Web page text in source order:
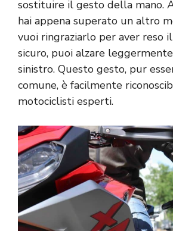
sostituire il gesto della mano.
hai appena superato un altro
vuoi ringraziarlo per aver reso
sicuro, puoi alzare
sinistro. Questo gesto, pur
comune, è facilmente
motociclisti esperti.